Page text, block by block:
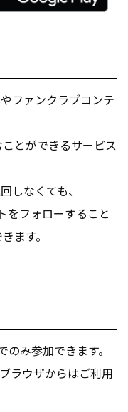
ファンクラブコンテ
とができるサービス
しなくても、
をフォローすること
ます。
み参加できます。
ラウザからはご利用